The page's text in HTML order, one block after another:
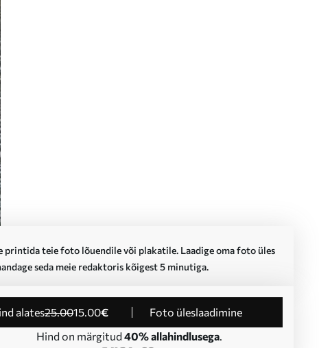
printida teie foto lõuendile või plakatile. Laadige oma foto üles
seda meie redaktoris kõigest 5 minutiga.
Hind alates25.0015.00€
Foto üleslaadimine
Hind on märgitud 40% allahindlusega.